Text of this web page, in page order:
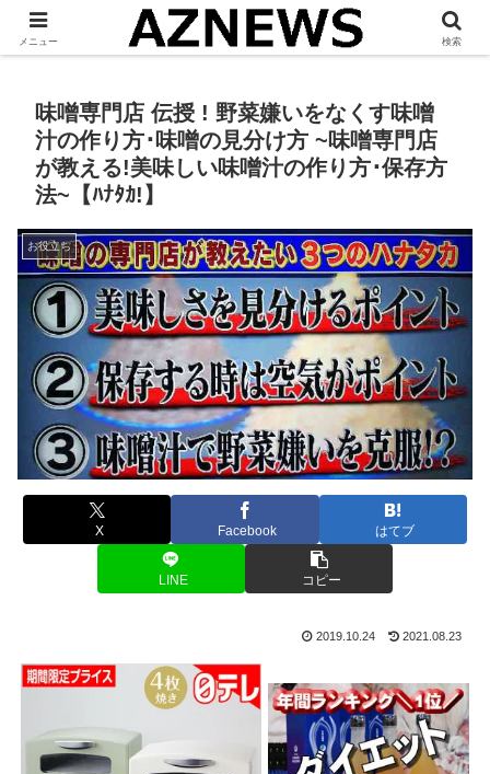
「 見たい・役立つ・面白い 」をお伝えします。
味噌専門店 伝授 ! 野菜嫌いをなくす味噌
汁の作り方･味噌の見分け方 ~味噌専門店
が教える!美味しい味噌汁の作り方･保存方
法~【ﾊﾅﾀｶ!】
お役立ち
X Facebook はてブ
LINE コピー
2019.10.24 2021.08.23
メニュー 検索